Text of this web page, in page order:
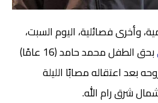
وأخرى فصائلية، اليوم السبت،
بحق الطفل محمد حامد (16 عامًا)
بعد اعتقاله مصابًا الليلة
شرق رام الله.